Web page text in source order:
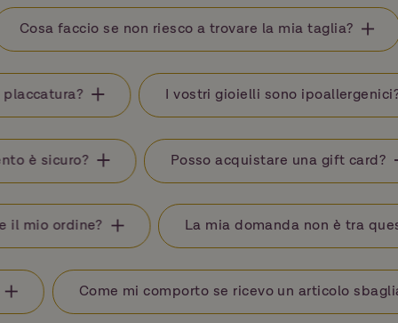
Cosa faccio se non riesco a trovare la mia taglia?
I vostri gioielli sono ipoallergenici?
è sicuro? Posso acquistare una gift
ordine? La mia domanda non è tra
Come mi comporto se ricevo un articolo